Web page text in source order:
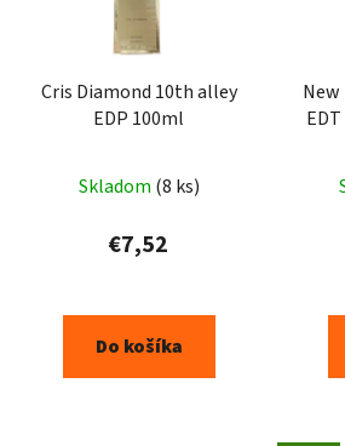
Cris Diamond 10th alley
EDP 100ml
Skladom (8 ks)
€7,52
Do košíka
New